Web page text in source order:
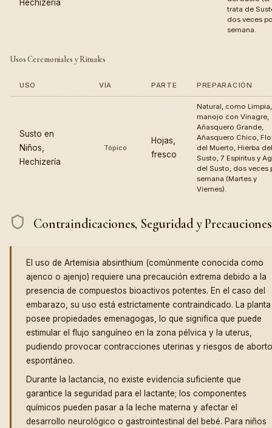
Hechizería
trata de
dos veces
semana.
Usos Ceremoniales y Rituales
USO VÍA PARTE PREPARACIÓN
Susto en
Niños,
Hechizería
Tópico
Hojas,
fresco
Natural, como Limpia,
manojo con Vinagre,
Añasquero Grande,
Añasquero Chico,
del Muerto, Hierba del
Susto, 7 Espiritus y
del Susto, dos veces
semana (Martes y
Viernes).
Contraindicaciones, Seguridad y Precauciones
El uso de Artemisia absinthium (comúnmente conocida como
ajenco o ajenjo) requiere una precaución extrema debido a la
presencia de compuestos bioactivos potentes. En el caso del
embarazo, su uso está estrictamente contraindicado. La planta
posee propiedades emenagogas, lo que significa que puede
estimular el flujo sanguíneo en la zona pélvica y la uterus,
pudiendo provocar contracciones uterinas y riesgos de aborto
espontáneo.
Durante la lactancia, no existe evidencia suficiente que
garantice la seguridad para el lactante; los componentes
químicos pueden pasar a la leche materna y afectar el
desarrollo neurológico o gastrointestinal del bebé. Para niños